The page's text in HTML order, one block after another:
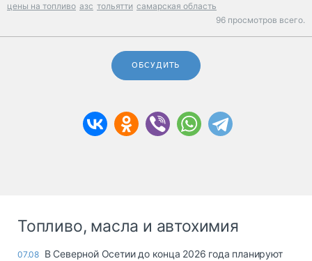
цены на топливо азс тольятти самарская область
96 просмотров всего.
ОБСУДИТЬ
Топливо, масла и автохимия
07.08 В Северной Осетии до конца 2026 года планируют